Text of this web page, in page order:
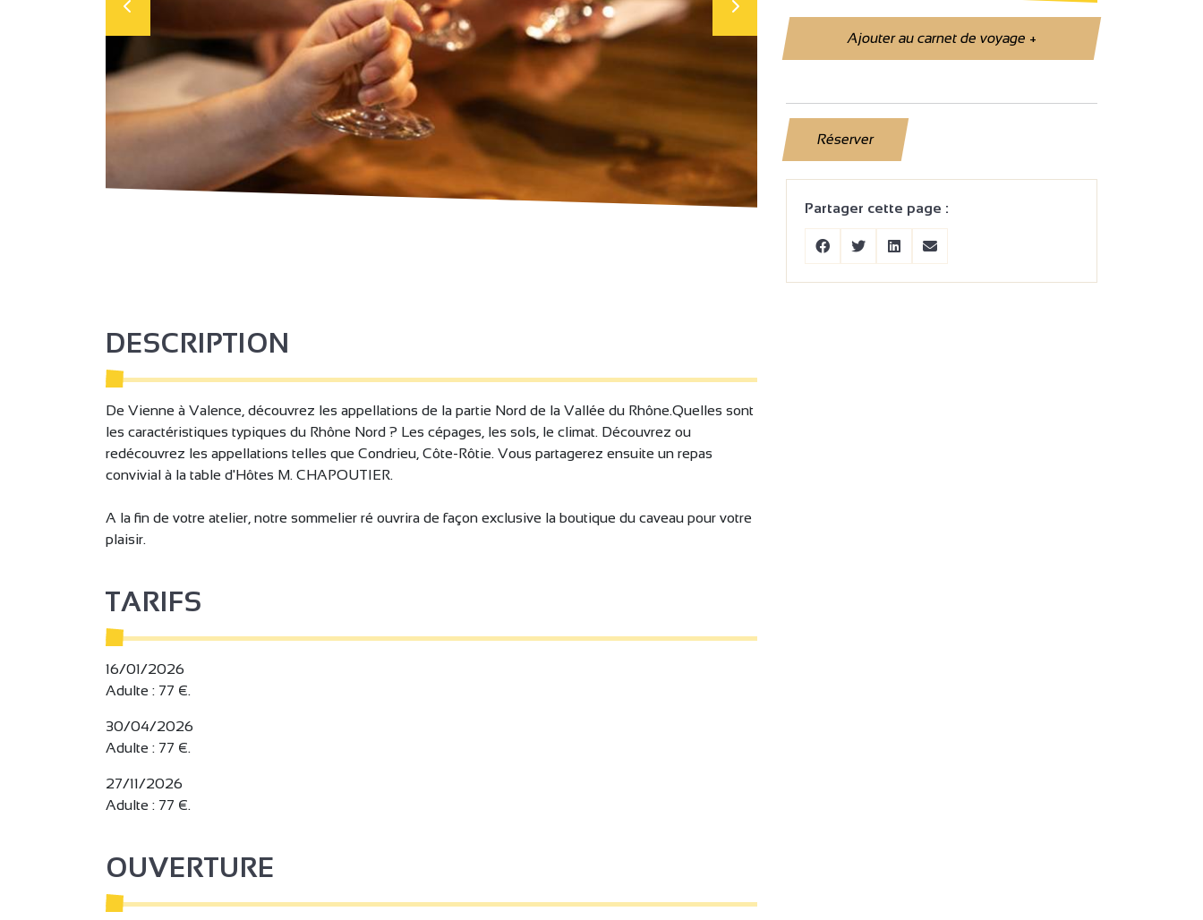
Ajouter au carnet de voyage+
Réserver
Partager cette page :
DESCRIPTION
De Vienne à Valence, découvrez les appellations de la partie Nord de la Vallée du Rhône.Quelles sont
les caractéristiques typiques du Rhône Nord ? Les cépages, les sols, le climat. Découvrez ou
redécouvrez les appellations telles que Condrieu, Côte-Rôtie. Vous partagerez ensuite un repas
convivial à la table d'Hôtes M. CHAPOUTIER.
A la fin de votre atelier, notre sommelier ré ouvrira de façon exclusive la boutique du caveau pour votre
plaisir.
TARIFS
16/01/2026
Adulte : 77 €.
30/04/2026
Adulte : 77 €.
27/11/2026
Adulte : 77 €.
OUVERTURE
2